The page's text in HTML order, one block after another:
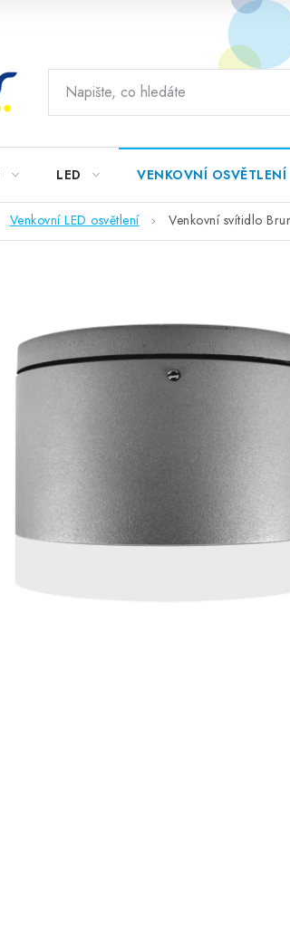
LED VENKOVNÍ OSVĚTLENÍ
Venkovní LED osvětlení Venkovní svítidlo